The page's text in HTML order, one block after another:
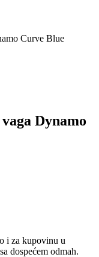
Curve Blue
Dynamo
i za kupovinu u
dospećem odmah.